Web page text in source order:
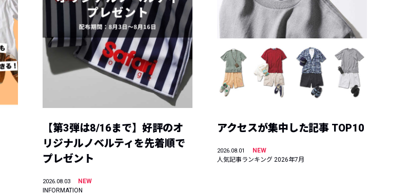
【第3弾は8/16まで】好評のオ
リジナルノベルティを先着順で
プレゼント
2026.08.03
NEW
INFORMATION
アクセスが集中した記事 TOP10
2026.08.01
NEW
人気記事ランキング 2026年7月